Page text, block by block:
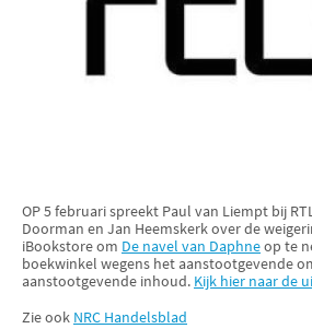
OP 5 februari spreekt Paul van Liempt bij
Doorman en Jan Heemskerk over de
iBookstore om De navel van Daphneop te
boekwinkel wegens het aanstootgevende
aanstootgevende inhoud. Kijk hier naar de
Zie ook NRC Handelsblad